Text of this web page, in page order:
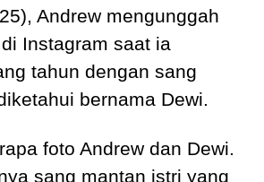
Andrew mengunggah
Instagram saat ia
tahun dengan sang
bernama Dewi.
foto Andrew dan Dewi.
sang mantan istri yang